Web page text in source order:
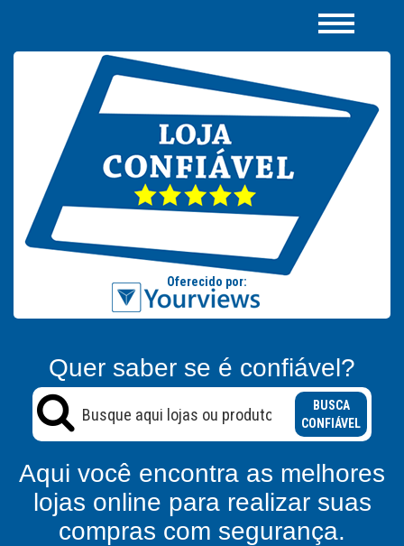
Quer saber se é confiável?
BUSCA
CONFIÁVEL
Aqui você encontra as melhores
lojas online para realizar suas
compras com segurança.